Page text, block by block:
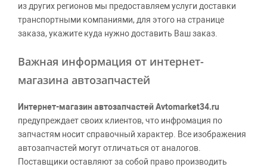
из других регионов мы предоставляем услуги доставки
транспортными компаниями, для этого на странице
заказа, укажите куда нужно доставить Ваш заказ.
Важная информация от интернет-
магазина автозапчастей
Интернет-магазин автозапчастей Avtomarket34.ru
предупреждает своих клиентов, что инфромация по
запчастям носит справочный характер. Все изображения
автозапчастей могут отличаться от аналогов.
Поставщики оставляют за собой право производить